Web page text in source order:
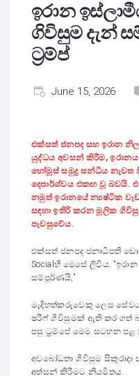
ඉරාන
ගිවිසුම දැන්
ට්‍රම්ප්
June 15, 2026
එක්සත් ජනපද සහ ඉරාන
යුද්ධය අවසන් කිරීම,
හෝමූස් සමුද්‍ර සන්ධිය නැවත
දෙපාර්ශ්වය එකඟ වූ බවයි.
නමුත් ඉරානයේ න්‍යෂ්ටික
සඳහා ඉතිරි කරන මූලික
පැවසුවේය.
එක්සත් ජනපද ජනාධිපති
Socialහි මෙසේ ලිවීය.
සම්පූර්ණයි,”
මැදිහත්කරුවෙකු ලෙස
ෂරීෆ් ගිවිසුමක් ඇති කර ගත්
පසු ට්‍රම්පේ මෙම සටහන පළ
අවබෝධතා ගිවිසුම
අත්සන් කිරීමට නියමිතය.